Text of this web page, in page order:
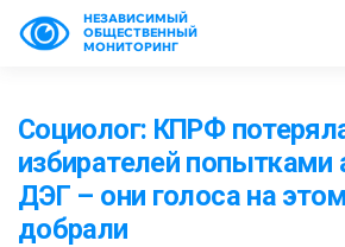
НЕЗАВИСИМЫЙ
ОБЩЕСТВЕННЫЙ
МОНИТОРИНГ
Социолог: КПРФ
избирателей попытками
ДЭГ – они голоса на
добрали